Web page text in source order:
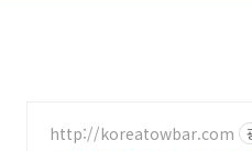
http://koreatowbar.com